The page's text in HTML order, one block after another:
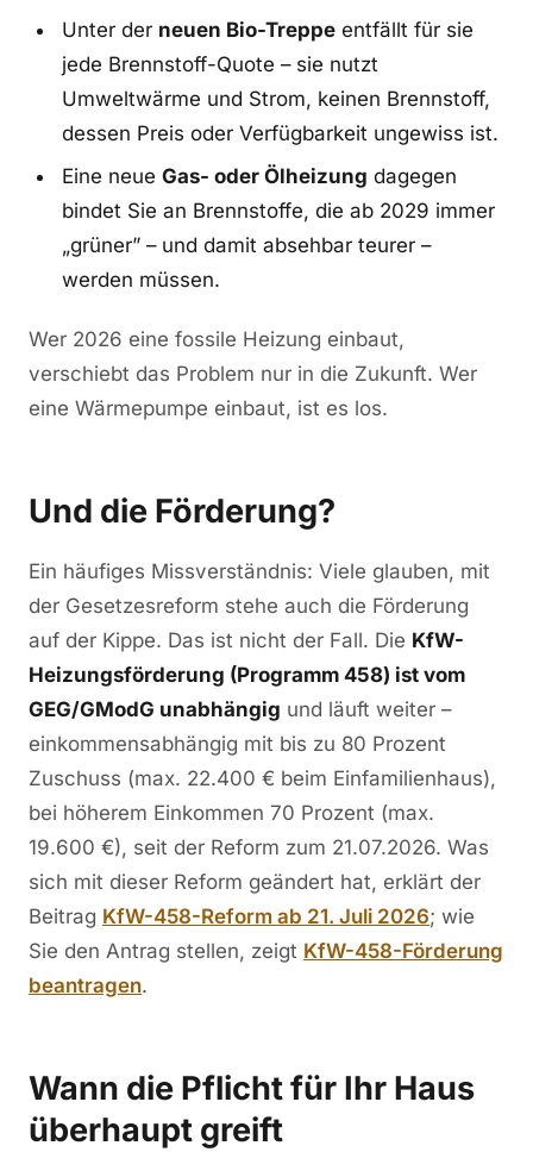
Unter der neuen Bio-Treppeentfällt für sie
jede Brennstoff-Quote – sie nutzt
Umweltwärme und Strom, keinen Brennstoff,
dessen Preis oder Verfügbarkeit ungewiss ist.
Eine neue Gas- oder Ölheizung dagegen
bindet Sie an Brennstoffe, die ab 2029 immer
„grüner” – und damit absehbar teurer –
werden müssen.
Wer 2026 eine fossile Heizung einbaut,
verschiebt das Problem nur in die Zukunft. Wer
eine Wärmepumpe einbaut, ist es los.
Und die Förderung?
Ein häufiges Missverständnis: Viele glauben, mit
der Gesetzesreform stehe auch die Förderung
auf der Kippe. Das ist nicht der Fall. Die KfW-
Heizungsförderung (Programm 458) ist vom
GEG/GModG unabhängig und läuft weiter –
einkommensabhängig mit bis zu 80 Prozent
Zuschuss (max. 22.400 € beim Einfamilienhaus),
bei höherem Einkommen 70 Prozent (max.
19.600 €), seit der Reform zum 21.07.2026. Was
sich mit dieser Reform geändert hat, erklärt der
Beitrag KfW-458-Reform ab 21. Juli 2026; wie
Sie den Antrag stellen, zeigt KfW-458-Förderung
beantragen.
Wann die Pflicht für Ihr Haus
überhaupt greift